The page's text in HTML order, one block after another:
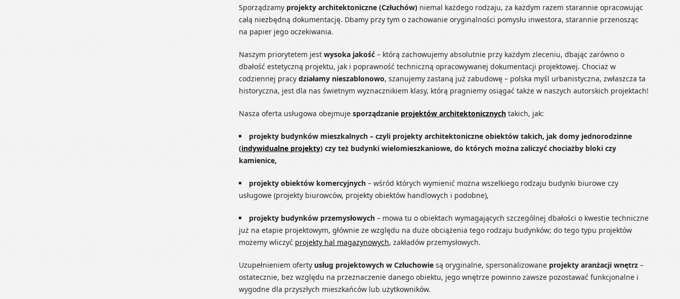
Sporządzamy projekty architektoniczne (Człuchów) niemal każdego rodzaju, za każdym razem starannie opracowując
całą niezbędną dokumentację. Dbamy przy tym o zachowanie oryginalności pomysłu inwestora, starannie przenosząc
na papier jego oczekiwania.
Naszym priorytetem jest wysoka jakość – którą zachowujemy absolutnie przy każdym zleceniu, dbając zarówno o
dbałość estetyczną projektu, jak i poprawność techniczną opracowywanej dokumentacji projektowej. Chociaż w
codziennej pracy działamy nieszablonowo, szanujemy zastaną już zabudowę – polska myśl urbanistyczna, zwłaszcza ta
historyczna, jest dla nas świetnym wyznacznikiem klasy, którą pragniemy osiągać także w naszych autorskich projektach!
Nasza oferta usługowa obejmuje sporządzanie projektów architektonicznych takich, jak:
projekty budynków mieszkalnych – czyli projekty architektoniczne obiektów takich, jak domy jednorodzinne
(indywidualne projekty) czy też budynki wielomieszkaniowe, do których można zaliczyć chociażby bloki czy
kamienice,
projekty obiektów komercyjnych – wśród których wymienić można wszelkiego rodzaju budynki biurowe czy
usługowe (projekty biurowców, projekty obiektów handlowych i podobne),
projekty budynków przemysłowych – mowa tu o obiektach wymagających szczególnej dbałości o kwestie techniczne
już na etapie projektowym, głównie ze względu na duże obciążenia tego rodzaju budynków; do tego typu projektów
możemy wliczyć projekty hal magazynowych, zakładów przemysłowych.
Uzupełnieniem oferty usług projektowych w Człuchowie są oryginalne, spersonalizowane projekty aranżacji wnętrz –
ostatecznie, bez względu na przeznaczenie danego obiektu, jego wnętrze powinno zawsze pozostawać funkcjonalne i
wygodne dla przyszłych mieszkańców lub użytkowników.